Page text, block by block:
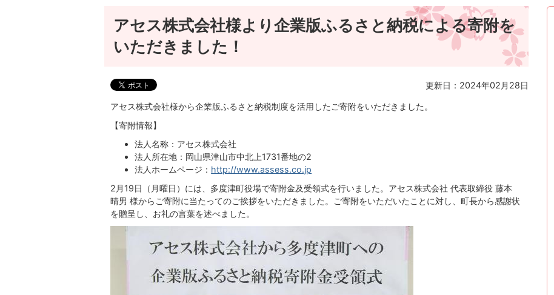
アセス株式会社様より企業版ふるさと納税による寄附を
いただきました！
更新日：2024年02月28日
アセス株式会社様から企業版ふるさと納税制度を活用したご寄附をいただきました。
【寄附情報】
法人名称：アセス株式会社
法人所在地：岡山県津山市中北上1731番地の2
法人ホームページ： http://www.assess.co.jp
2月19日（月曜日）には、多度津町役場で寄附金及受領式を行いました。アセス株式会社 代表取締役 藤本
晴男 様からご寄附に当たってのご挨拶をいただきました。ご寄附をいただいたことに対し、町長から感謝状
を贈呈し、お礼の言葉を述べました。